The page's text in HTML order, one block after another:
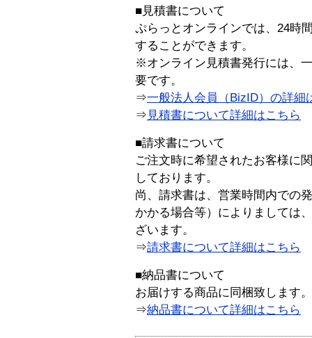
■見積書について
ぷらっとオンラインでは、24時
することができます。
※オンライン見積書発行には、
要です。
⇒一般法人会員（BizID）の詳細
⇒ 見積書について詳細はこちら
■請求書について
ご注文時に希望されたお客様に
しております。
尚、請求書は、営業時間内での
かかる場合等）によりましては
ざいます。
⇒請求書について詳細はこちら
■納品書について
お届けする商品に同梱致します。
⇒納品書について詳細はこちら